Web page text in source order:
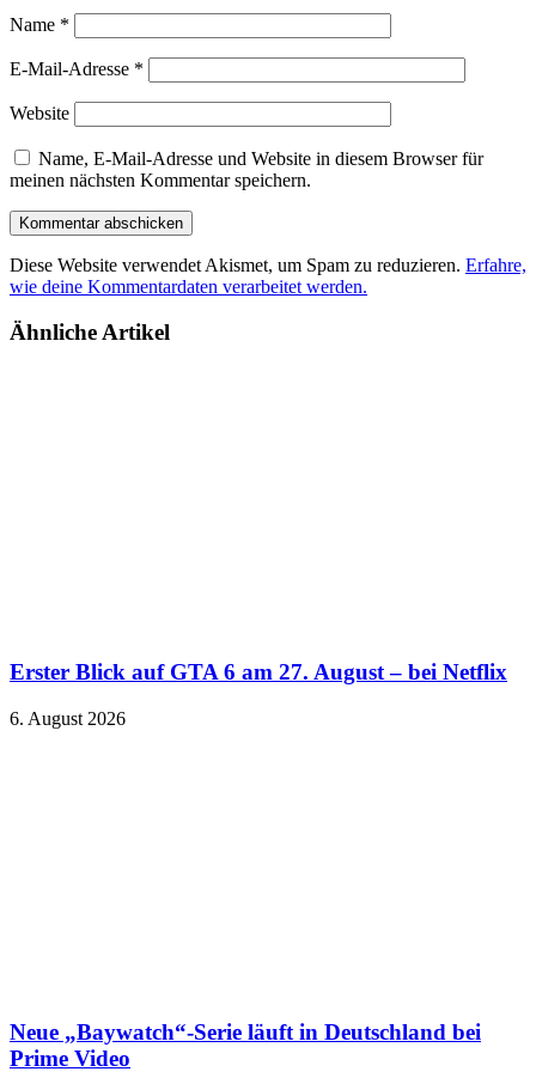
Name *
E-Mail-Adresse *
Website
Name, E-Mail-Adresse und Website in diesem Browser für
meinen nächsten Kommentar speichern.
Diese Website verwendet Akismet, um Spam zu reduzieren. Erfahre,
wie deine Kommentardaten verarbeitet werden.
Ähnliche Artikel
Erster Blick auf GTA 6 am 27. August – bei Netflix
6. August 2026
Neue „Baywatch“-Serie läuft in Deutschland bei
Prime Video